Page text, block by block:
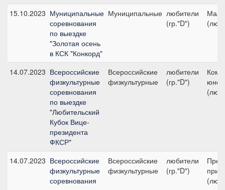
15.10.2023 Муниципальные
соревнования
по выездке
"Золотая осень
в КСК "Конкорд"
Муниципальные любители
(гр."D")
14.07.2023 Всероссийские
физкультурные
соревнования
по выездке
"Любительский
Кубок Вице-
президента
ФКСР"
Всероссийские
физкультурные
любители
(гр."D")
14.07.2023 Всероссийские
физкультурные
соревнования
Всероссийские
физкультурные
любители
(гр."D")